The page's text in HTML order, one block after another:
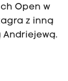
Open w
z inną
Andriejewą.